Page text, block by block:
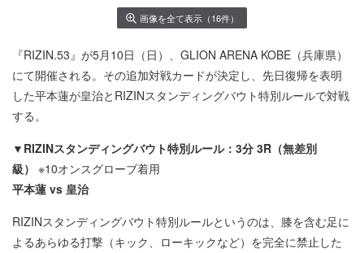
画像を全て表示（16件）
『RIZIN.53』が5月10日（日）、GLION ARENA KOBE（兵庫県）
にて開催される。その追加対戦カードが決定し、先日復帰を表明
した平本蓮が皇治とRIZINスタンディングバウト特別ルールで対戦
する。
▼RIZINスタンディングバウト特別ルール：3分 3R（無差別
級） ※10オンスグローブ着用
平本蓮 vs 皇治
RIZINスタンディングバウト特別ルールというのは、膝を含む足に
よるあらゆる打撃（キック、ローキックなど）を完全に禁止した